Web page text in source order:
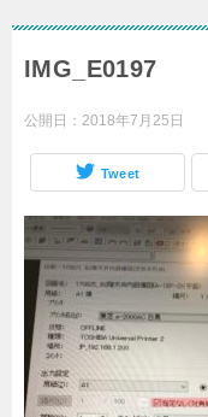
IMG_E0197
公開日： 2018年7月25日
Tweet